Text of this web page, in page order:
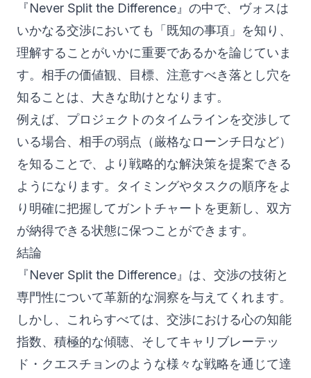
『Never Split the Difference』の中で、ヴォスは
いかなる交渉においても「既知の事項」を知り、
理解することがいかに重要であるかを論じていま
す。相手の価値観、目標、注意すべき落とし穴を
知ることは、大きな助けとなります。
例えば、プロジェクトのタイムラインを交渉して
いる場合、相手の弱点（厳格なローンチ日など）
を知ることで、より戦略的な解決策を提案できる
ようになります。タイミングやタスクの順序をよ
り明確に把握してガントチャートを更新し、双方
が納得できる状態に保つことができます。
結論
『Never Split the Difference』は、交渉の技術と
専門性について革新的な洞察を与えてくれます。
しかし、これらすべては、交渉における心の知能
指数、積極的な傾聴、そしてキャリブレーテッ
ド・クエスチョンのような様々な戦略を通じて達